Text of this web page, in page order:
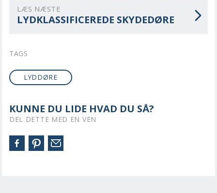
LÆS NÆSTE
LYDKLASSIFICEREDE SKYDEDØRE
TAGS
LYDDØRE
KUNNE DU LIDE HVAD DU SÅ?
DEL DETTE MED EN VEN